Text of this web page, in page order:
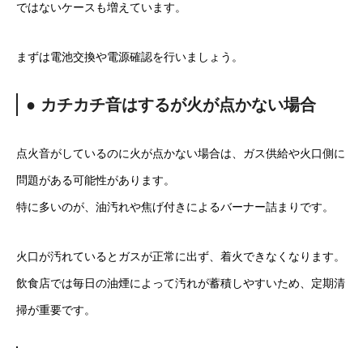
ではないケースも増えています。
まずは電池交換や電源確認を行いましょう。
● カチカチ音はするが火が点かない場合
点火音がしているのに火が点かない場合は、ガス供給や火口側に
問題がある可能性があります。
特に多いのが、油汚れや焦げ付きによるバーナー詰まりです。
火口が汚れているとガスが正常に出ず、着火できなくなります。
飲食店では毎日の油煙によって汚れが蓄積しやすいため、定期清
掃が重要です。